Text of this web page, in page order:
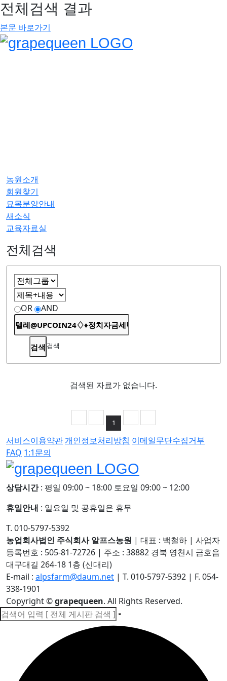
전체검색 결과
본문 바로가기
농원소개
회원찾기
묘목분양안내
새소식
교육자료실
전체검색
OR AND
검색
검색된 자료가 없습니다.
1
서비스이용약관 개인정보처리방침 이메일무단수집거부
FAQ 1:1문의
상담시간: 평일 09:00 ~ 18:00 토요일 09:00 ~ 12:00
휴일안내 : 일요일 및 공휴일은 휴무
T. 010-5797-5392
농업회사법인 주식회사 알프스농원 | 대표 : 백철하 | 사업자
등록번호 : 505-81-72726 | 주소 : 38882 경북 영천시 금호읍
대구대길 264-18 1층 (신대리)
E-mail : alpsfarm@daum.net | T. 010-5797-5392 | F. 054-
338-1901
Copyright©grapequeen. All Rights Reserved.